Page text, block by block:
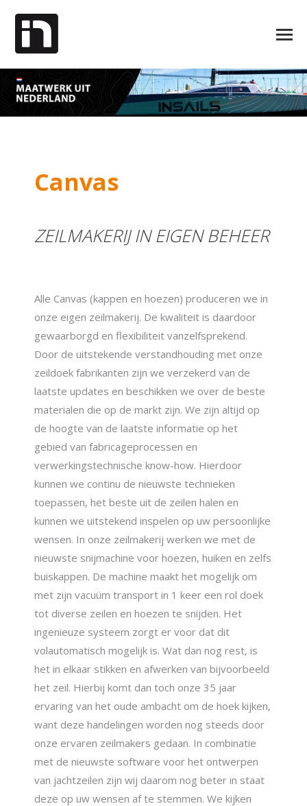
Canvas
ZEILMAKERIJ IN EIGEN BEHEER
Alle Canvas (kappen en hoezen) produceren we in
onze eigen zeilmakerij. De kwaliteit is daardoor
gewaarborgd en flexibiliteit vanzelfsprekend.
Door de uitstekende verstandhouding met onze
zeildoek fabrikanten zijn we verzekerd van de
laatste updates en beschikken we over de beste
materialen die op de markt zijn. We zijn altijd op
de hoogte van de laatste informatie op het
gebied van fabricageprocessen en
verwerkingstechnische know-how. Hierdoor
kunnen we continu de nieuwste technieken
toepassen, het beste uit de zeilen halen en
kunnen we uitstekend inspelen op uw persoonlijke
wensen. In onze zeilmakerij werken we met de
nieuwste snijmachine voor hoezen, huiken en zelfs
buiskappen. De machine maakt het mogelijk om
met zijn vacuüm transport in 1 keer een rol doek
tot diverse zeilen en hoezen te snijden. Het
ingenieuze systeem zorgt er voor dat dit
volautomatisch mogelijk is. Wat dan nog rest, is
het in elkaar stikken en afwerken van bijvoorbeeld
het zeil. Hierbij komt dan toch onze 35 jaar
ervaring van het oude ambacht om de hoek kijken,
want deze handelingen worden nog steeds door
onze ervaren zeilmakers gedaan. In combinatie
met de nieuwste software voor het ontwerpen
van jachtzeilen zijn wij daarom nog beter in staat
deze op uw wensen af te stemmen. We kijken